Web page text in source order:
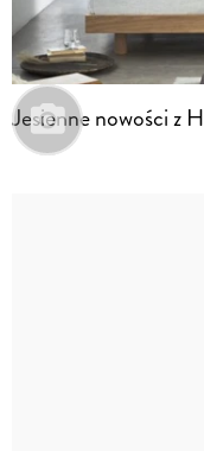
Jesienne nowości z